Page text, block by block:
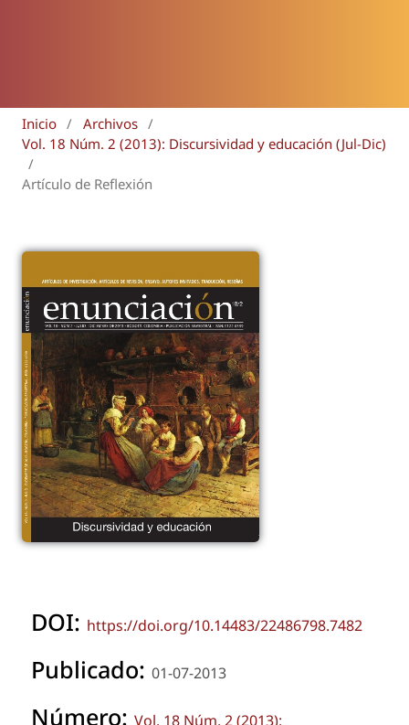
Inicio / Archivos /
Vol. 18 Núm. 2 (2013): Discursividad y educación (Jul-Dic)
/
Artículo de Reflexión
DOI: https://doi.org/10.14483/22486798.7482
Publicado: 01-07-2013
Número: Vol. 18 Núm. 2 (2013):